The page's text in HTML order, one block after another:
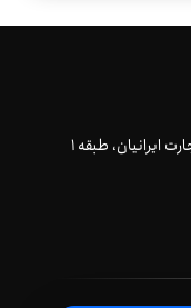
تهران، میدان ولیعصر، ساختمان تجارت ایرانیان، طبقه ۱